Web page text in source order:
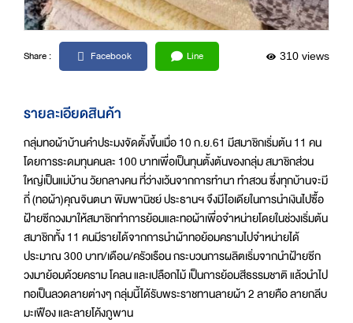
Share : Facebook Line 310 views
รายละเอียดสินค้า
กลุ่มทอผ้าบ้านคำประมงจัดตั้งขึ้นเมื่อ 10 ก.ย.61 มีสมาชิกเริ่มต้น 11 คน
โดยการระดมทุนคนละ 100 บาทเพื่อเป็นทุนตั้งต้นของกลุ่ม สมาชิกส่วน
ใหญ่เป็นแม่บ้าน วัยกลางคน ที่ว่างเว้นจากการทำนา ทำสวน ซึ่งทุกบ้านจะมี
กี่ (ทอผ้า)คุณจินตนา พิมพานิชย์ ประธานฯ จึงมีไอเดียในการนำเงินไปซื้อ
ฝ้ายซีกวงมาให้สมาชิกทำการย้อมและทอผ้าเพื่อจำหน่ายโดยในช่วงเริ่มต้น
สมาชิกทั้ง 11 คนมีรายได้จากการนำผ้าทอย้อมครามไปจำหน่ายได้
ประมาณ 300 บาท/เดือน/ครัวเรือน กระบวนการผลิตเริ่มจากนำฝ้ายซีก
วงมาย้อมด้วยคราม โคลน และเปลือกไม้ เป็นการย้อมสีธรรมชาติ แล้วนำไป
ทอเป็นลวดลายต่างๆ กลุ่มนี้ได้รับพระราชทานลายผ้า 2 ลายคือ ลายกลีบ
มะเฟือง และลายโค้งภูพาน